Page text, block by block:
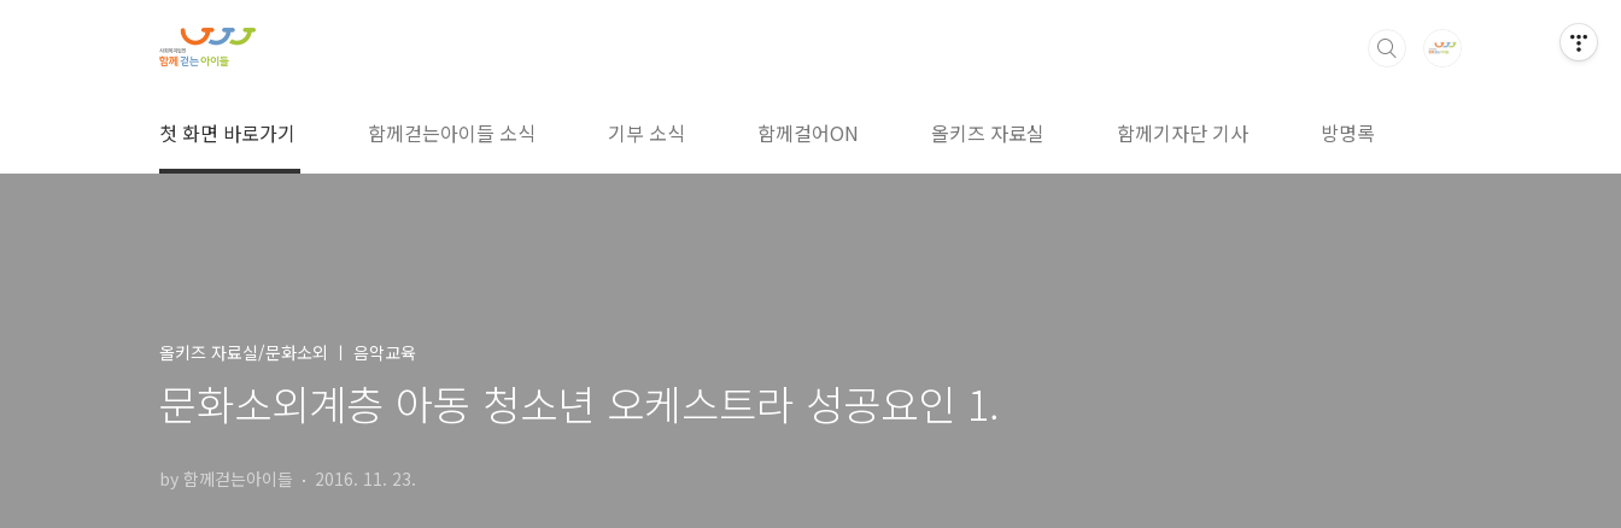
첫 화면 바로가기 함께걷는아이들 소식 기부 소식 함께걸어ON 올키즈 자료실 함께기자단 기사 방명록
올키즈 자료실/문화소외 ㅣ 음악교육
문화소외계층 아동 청소년 오케스트라 성공요인 1.
by 함께걷는아이들 2016. 11. 23.